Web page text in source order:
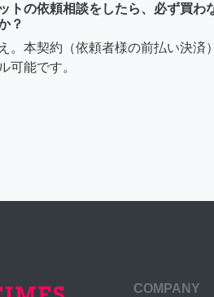
トの依頼相談をしたら、必ず買わ
？
。本契約（依頼者様の前払い決済
可能です。
COMPANY